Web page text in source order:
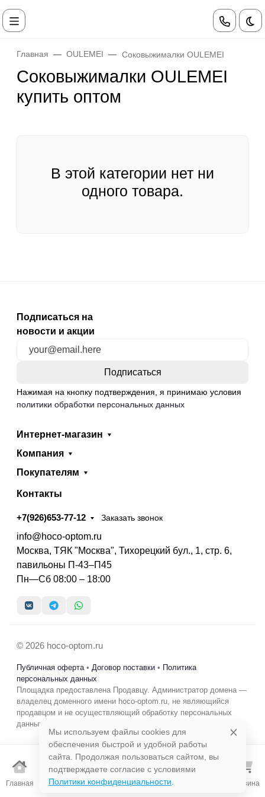
Главная Каталог Поиск Корзина
Главная OULEMEI Соковыжималки OULEMEI
Соковыжималки OULEMEI
купить оптом
В этой категории нет ни
одного товара.
Подписаться на
новости и акции
Нажимая на кнопку подтверждения, я принимаю условия
политики обработки персональных данных
Интернет-магазин
Компания
Покупателям
Контакты
+7(926)653-77-12 Заказать звонок
info@hoco-optom.ru
Москва, ТЯК "Москва", Тихорецкий бул., 1, стр. 6,
павильоны П-43–П45
Пн—Сб 08:00 – 18:00
© 2026 hoco-optom.ru
Публичная оферта• Договор поставки • Политика
персональных данных
Площадка предоставлена Продавцу. Администратор домена —
владелец доменного имени hoco-optom.ru, не являющийся
продавцом и не осуществляющий обработку персональных
данных в коммерческих целях.
Мы используем файлы cookies для
обеспечения быстрой и удобной работы
сайта. Продолжая пользоваться сайтом, вы
подтверждаете согласие с условиями
Политики конфиденциальности